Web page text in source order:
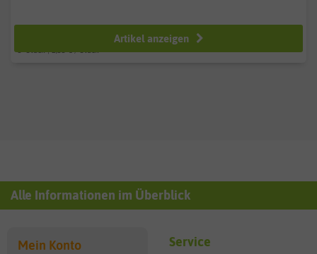
Artikel anzeigen
Alle Informationen im Überblick
Mein Konto Service